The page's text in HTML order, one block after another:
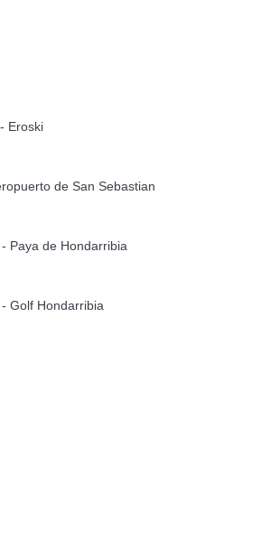
Eroski
de San Sebastian
Paya de Hondarribia
Golf Hondarribia